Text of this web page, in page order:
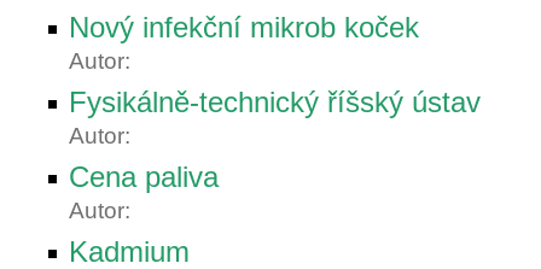
Nový infekční mikrob koček
Autor:
Fysikálně-technický říšský ústav
Autor:
Cena paliva
Autor:
Kadmium